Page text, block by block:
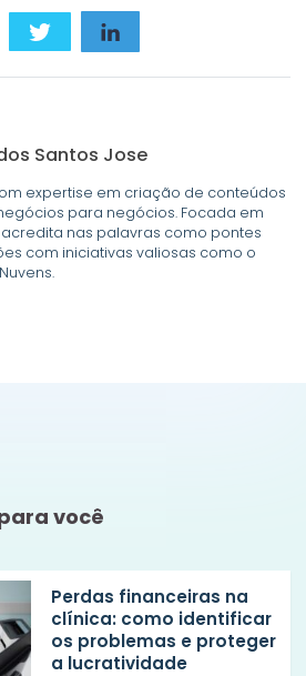
Santos Jose
expertise em criação de conteúdos
para negócios. Focada em
nas palavras como pontes
com iniciativas valiosas como o
você
Perdas financeiras na
clínica: como identificar
os problemas e proteger
a lucratividade